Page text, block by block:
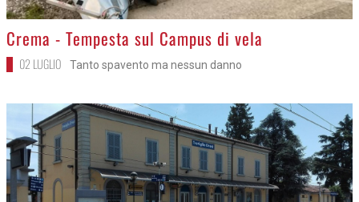
>
Crema - Tempesta sul Campus di vela
02 LUGLIO Tanto spavento ma nessun danno